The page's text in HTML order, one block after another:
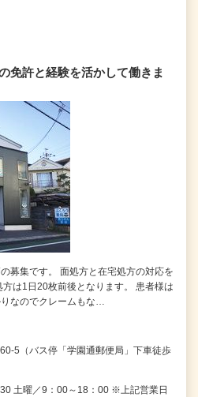
免許と経験を活かして働きま
募集です。 面処方と在宅処方の対応を
方は1日20枚前後となります。 患者様は
なのでクレームもな…
5（バス停「学園通郵便局」下車徒歩
土曜／9：00～18：00 ※上記営業日